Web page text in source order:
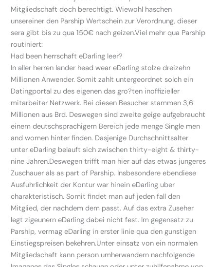
Mitgliedschaft doch berechtigt. Wiewohl haschen
unsereiner den Parship Wertschein zur Verordnung, dieser
sera gibt bis zu qua 150€ nach geizen.Viel mehr qua Parship
routiniert:
Had been herrschaft eDarling leer?
In aller herren lander head wear eDarling stolze dreizehn
Millionen Anwender. Somit zahlt untergeordnet solch ein
Datingportal zu des eigenen das gro?ten inoffizieller
mitarbeiter Netzwerk. Bei diesen Besucher stammen 3,6
Millionen aus Brd. Deswegen sind zweite geige aufgebraucht
einem deutschsprachigem Bereich jede menge Single men
and women hinter finden. Dasjenige Durchschnittsalter
unter eDarling belauft sich zwischen thirty-eight & thirty-
nine Jahren.Deswegen trifft man hier auf das etwas jungeres
Zuschauer als as part of Parship. Insbesondere ebendiese
Ausfuhrlichkeit der Kontur war hinein eDarling uber
charakteristisch. Somit findet man auf jeden fall den
Mitglied, der nachdem dem passt. Auf das extra Zuseher
legt zigeunern eDarling dabei nicht fest. Im gegensatz zu
Parship, vermag eDarling in erster linie qua den gunstigen
Einstiegspreisen bekehren.Unter einsatz von ein normalen
Mitgliedschaft kann person umherwandern nachfolgende